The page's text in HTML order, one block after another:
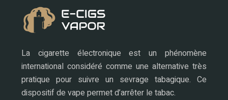
La cigarette électronique est un phénomène
international considéré comme une alternative très
pratique pour suivre un sevrage tabagique. Ce
dispositif de vape permet d’arrêter le tabac.